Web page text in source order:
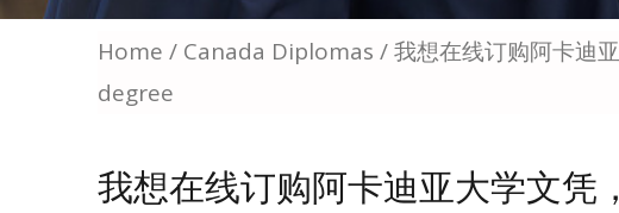
Home / Canada Diplomas / 我想在线订购阿卡迪
degree
我想在线订购阿卡迪亚大学文凭